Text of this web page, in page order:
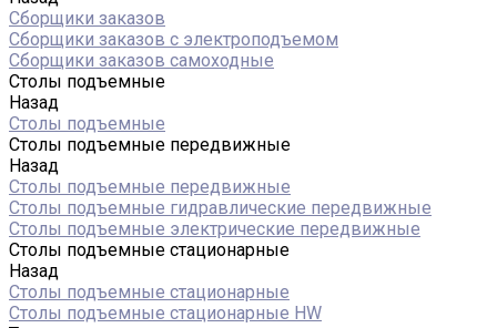
Сборщики заказов
Сборщики заказов с электроподъемом
Сборщики заказов самоходные
Столы подъемные
Назад
Столы подъемные
Столы подъемные передвижные
Назад
Столы подъемные передвижные
Столы подъемные гидравлические передвижные
Столы подъемные электрические передвижные
Столы подъемные стационарные
Назад
Столы подъемные стационарные
Столы подъемные стационарные HW